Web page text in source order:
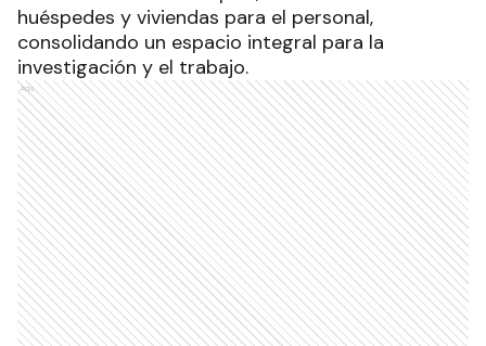
huéspedes y viviendas para el personal,
consolidando un espacio integral para la
investigación y el trabajo.
Ads